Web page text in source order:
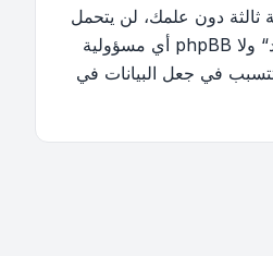
دون علمك، لن يتحمل
”منتديات مجلس العود“ ولا phpBB أي مسؤولية
في جعل البيانات في